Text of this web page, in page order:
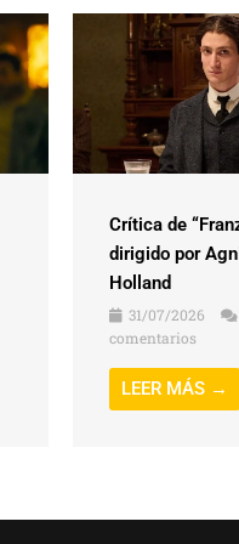
Crítica de
dirigido por
Holland
31/07/2026
comentarios
LEER MÁS →